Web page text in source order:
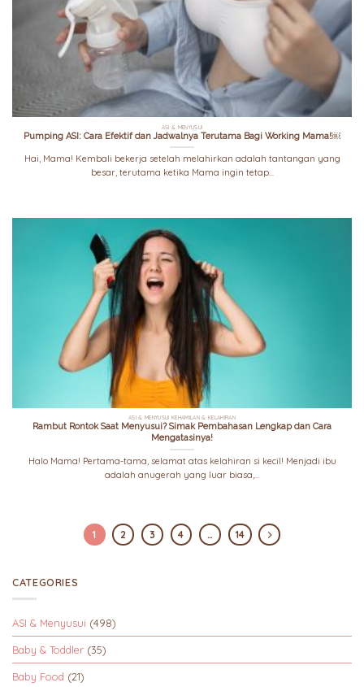
ASI & MENYUSUI
Pumping ASI: Cara Efektif dan Jadwalnya Terutama Bagi Working Mama!￼
Hai, Mama! Kembali bekerja setelah melahirkan adalah tantangan yang
besar, terutama ketika Mama ingin tetap...
ASI & MENYUSUI KEHAMILAN & KELAHIRAN
Rambut Rontok Saat Menyusui? Simak Pembahasan Lengkap dan Cara
Mengatasinya!
Halo Mama! Pertama-tama, selamat atas kelahiran si kecil! Menjadi ibu
adalah anugerah yang luar biasa,...
1 2 3 4 … 14
CATEGORIES
ASI & Menyusui (498)
Baby & Toddler (35)
Baby Food (21)